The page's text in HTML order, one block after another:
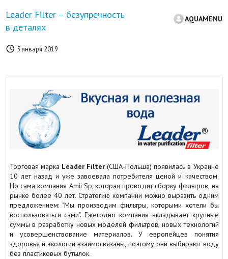
Leader Filter – безупречность
в деталях
AQUAMENU
 5 января 2019
Торговая марка Leader Filter(США-Польша) появилась в Украине
10 лет назад и уже завоевала потребителя ценой и качеством.
Но сама компания Amii Sp, которая проводит сборку фильтров, на
рынке более 40 лет. Стратегию компании можно выразить одним
предложением: "Мы производим фильтры, которыми хотели бы
воспользоваться сами". Ежегодно компания вкладывает крупные
суммы в разработку новых моделей фильтров, новых технологий
и усовершенствование материалов. У европейцев понятия
здоровья и экологии взаимосвязаны, поэтому они выбирают воду
без пластиковых бутылок.